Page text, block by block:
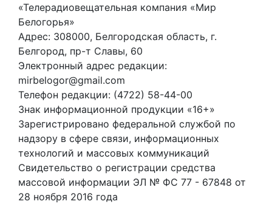
«Телерадиовещательная компания «Мир
Белогорья»
Адрес: 308000, Белгородская область, г.
Белгород, пр-т Славы, 60
Электронный адрес редакции:
mirbelogor@gmail.com
Телефон редакции: (4722) 58-44-00
Знак информационной продукции «16+»
Зарегистрировано федеральной службой по
надзору в сфере связи, информационных
технологий и массовых коммуникаций
Свидетельство о регистрации средства
массовой информации ЭЛ № ФС 77 - 67848 от
28 ноября 2016 года